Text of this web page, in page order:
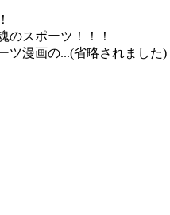
のスポーツ！！！
ツ漫画の...(省略されました)